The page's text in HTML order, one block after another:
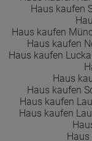
Haus kaufen
Haus kaufen
Haus kaufen
Haus kaufen Lucka
Haus
Haus kaufen
Haus kaufen
Haus kaufen